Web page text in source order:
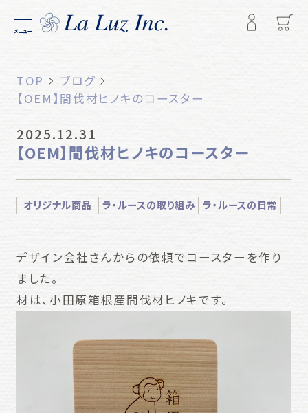
メニュー
TOP
ブログ
【OEM】間伐材ヒノキのコースター
2025.12.31
【OEM】間伐材ヒノキのコースター
オリジナル商品 ラ・ルースの取り組み ラ・ルースの日常
デザイン会社さんからの依頼でコースターを作り
ました。
材は、小田原箱根産間伐材ヒノキです。